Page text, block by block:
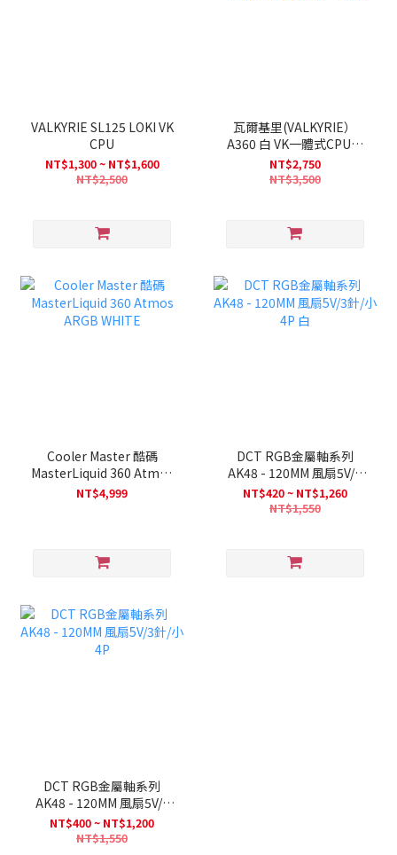
VALKYRIE SL125 LOKI VK
CPU
NT$1,300 ~ NT$1,600
NT$2,500
瓦爾基里(VALKYRIE）
A360 白 VK一體式CPU水
冷式散熱器 ARGB光效一
線通
NT$2,750
NT$3,500
Cooler Master 酷碼
MasterLiquid 360 Atmos
ARGB WHITE
NT$4,999
DCT RGB金屬軸系列
AK48 - 120MM 風扇5V/3
針/小4P 白
NT$420 ~ NT$1,260
NT$1,550
DCT RGB金屬軸系列
AK48 - 120MM 風扇5V/3
針/小4P
NT$400 ~ NT$1,200
NT$1,550